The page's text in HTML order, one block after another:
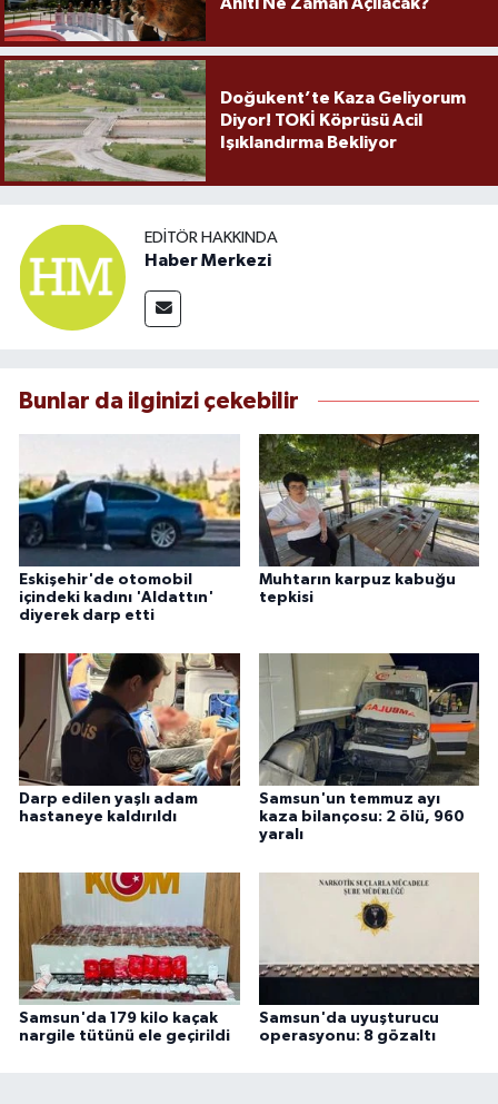
Doğukent’te Kaza Geliyorum
Diyor! TOKİ Köprüsü Acil
Işıklandırma Bekliyor
EDITÖR HAKKINDA
Haber Merkezi
Bunlar da ilginizi çekebilir
Eskişehir'de otomobil
içindeki kadını 'Aldattın'
diyerek darp etti
Muhtarın karpuz kabuğu
tepkisi
Darp edilen yaşlı adam
hastaneye kaldırıldı
Samsun'un temmuz ayı
kaza bilançosu: 2 ölü, 960
yaralı
Samsun'da 179 kilo kaçak
nargile tütünü ele geçirildi
Samsun'da uyuşturucu
operasyonu: 8 gözaltı